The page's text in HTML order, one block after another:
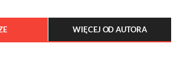
WIĘCEJ OD AUTORA